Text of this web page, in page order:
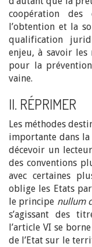
coopération
l’obtention et la
qualification
enjeu, à savoir
pour la
vaine.
II. RÉPRIMER
Les méthodes
importante dans
décevoir un
des conventions
avec certaines
oblige les Etats
le principe nullum
s’agissant des
l’article VI se
de l’Etat sur le